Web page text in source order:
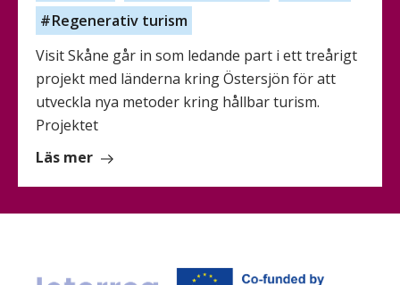
Regenerativ turism
Visit Skåne går in som ledande part i ett treårigt
projekt med länderna kring Östersjön för att
utveckla nya metoder kring hållbar turism.
Projektet
Läs mer om